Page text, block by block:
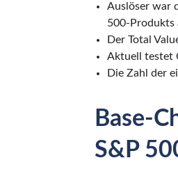
Auslöser war
500-Produkts
Der Total
Aktuell testet
Die Zahl der
Base-
S&P